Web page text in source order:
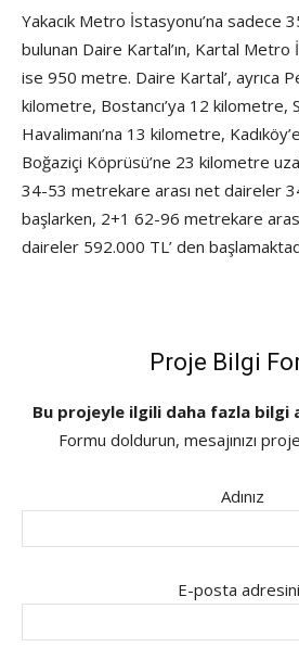
Yakacık Metro İstasyonu’na sadece
bulunan Daire Kartal’ın, Kartal Metro
ise 950 metre. Daire Kartal’, ayrıca
kilometre, Bostancı’ya 12 kilometre,
Havalimanı’na 13 kilometre,
Boğaziçi Köprüsü’ne 23 kilometre
34-53 metrekare arası net daireler
başlarken, 2+1 62-96 metrekare
daireler 592.000 TL’ den
Proje Bilgi
Bu projeyle ilgili daha fazla bilgi
Formu doldurun, mesajınızı
Adınız
E-posta